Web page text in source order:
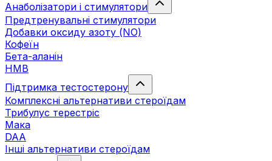
Анаболізатори і стимулятори
Предтренувальні стимулятори
Добавки оксиду азоту (NO)
Кофеїн
Бета-аланін
HMB
Підтримка тестостерону
Комплексні альтернативи стероїдам
Трибулус терестріс
Мака
DAA
Інші альтернативи стероїдам